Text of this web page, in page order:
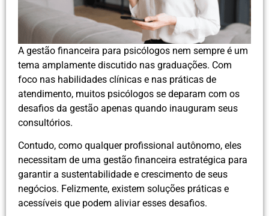
A gestão financeira para psicólogos nem sempre é um
tema amplamente discutido nas graduações. Com
foco nas habilidades clínicas e nas práticas de
atendimento, muitos psicólogos se deparam com os
desafios da gestão apenas quando inauguram seus
consultórios.
Contudo, como qualquer profissional autônomo, eles
necessitam de uma gestão financeira estratégica para
garantir a sustentabilidade e crescimento de seus
negócios. Felizmente, existem soluções práticas e
acessíveis que podem aliviar esses desafios.